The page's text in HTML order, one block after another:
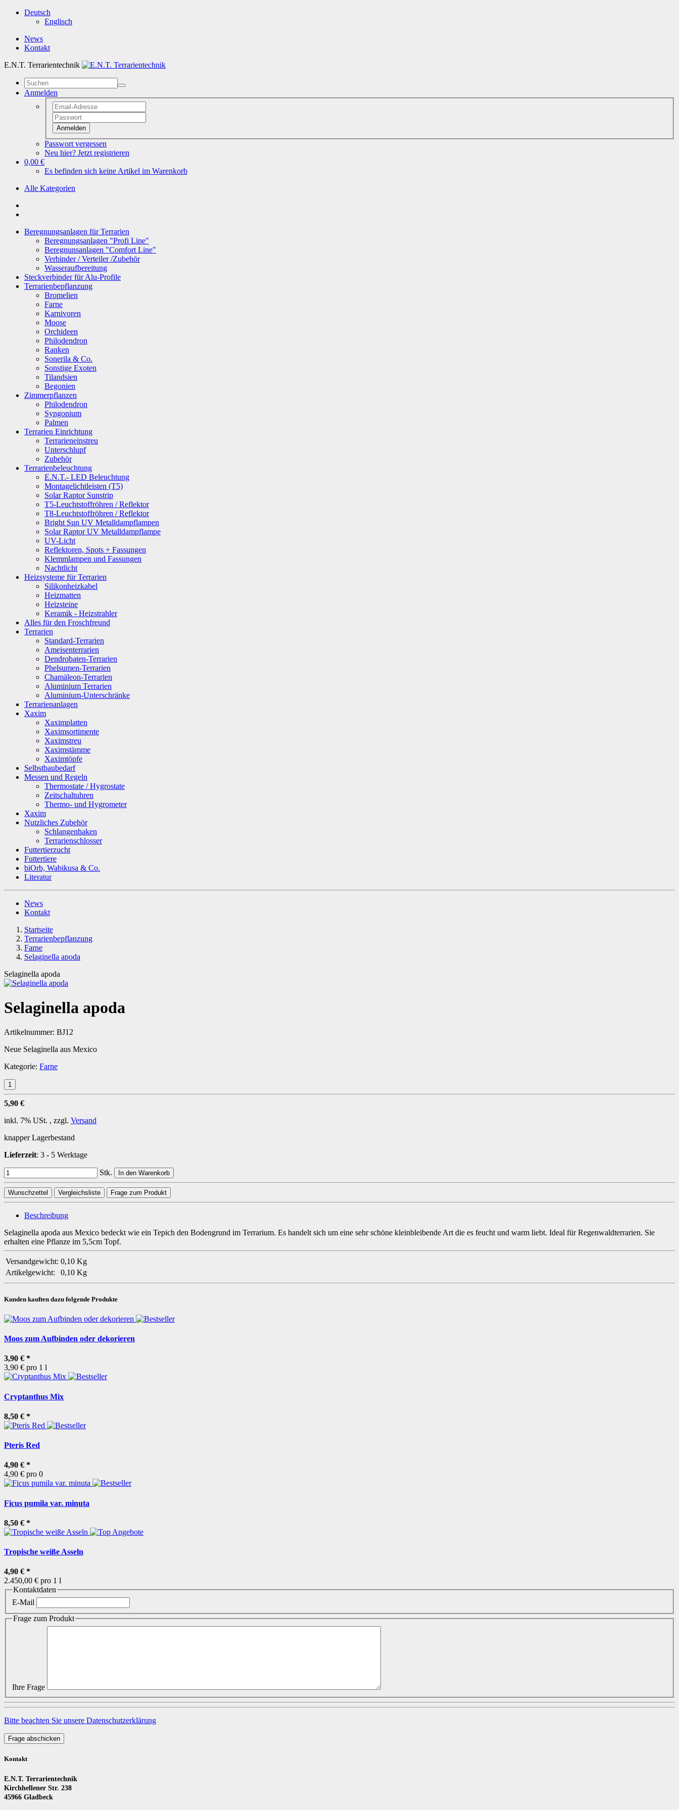
Deutsch
Englisch
News
Kontakt
E.N.T. Terrarientechnik
Anmelden
Anmelden
Passwort vergessen
Neu hier? Jetzt registrieren
0,00 €
Es befinden sich keine Artikel im Warenkorb
Alle Kategorien
Beregnungsanlagen für Terrarien
Beregnungsanlagen "Profi Line"
Beregnunsanlagen "Comfort Line"
Verbinder / Verteiler /Zubehör
Wasseraufbereitung
Steckverbinder für Alu-Profile
Terrarienbepflanzung
Bromelien
Farne
Karnivoren
Moose
Orchideen
Philodendron
Ranken
Sonerila & Co.
Sonstige Exoten
Tilandsien
Begonien
Zimmerpflanzen
Philodendron
Syngonium
Palmen
Terrarien Einrichtung
Terrarieneinstreu
Unterschlupf
Zubehör
Terrarienbeleuchtung
E.N.T.- LED Beleuchtung
Montagelichtleisten (T5)
Solar Raptor Sunstrip
T5-Leuchtstoffröhren / Reflektor
T8-Leuchtstoffröhren / Reflektor
Bright Sun UV Metalldampflampen
Solar Raptor UV Metalldampflampe
UV-Licht
Reflektoren, Spots + Fassungen
Klemmlampen und Fassungen
Nachtlicht
Heizsysteme für Terrarien
Silikonheizkabel
Heizmatten
Heizsteine
Keramik - Heizstrahler
Alles für den Froschfreund
Terrarien
Standard-Terrarien
Ameisenterrarien
Dendrobaten-Terrarien
Phelsumen-Terrarien
Chamäleon-Terrarien
Aluminium Terrarien
Aluminium-Unterschränke
Terrarienanlagen
Xaxim
Xaximplatten
Xaximsortimente
Xaximstreu
Xaximstämme
Xaximtöpfe
Selbstbaubedarf
Messen und Regeln
Thermostate / Hygrostate
Zeitschaltuhren
Thermo- und Hygrometer
Xaxim
Nutzliches Zubehör
Schlangenhaken
Terrarienschlosser
Futtertierzucht
Futtertiere
biOrb, Wabikusa & Co.
Literatur
News
Kontakt
Startseite
Terrarienbepflanzung
Farne
Selaginella apoda
Selaginella apoda
Selaginella apoda
Artikelnummer: BJ12
Neue Selaginella aus Mexico
Kategorie: Farne
5,90 €
inkl. 7% USt. , zzgl. Versand
knapper Lagerbestand
Lieferzeit: 3 - 5 Werktage
Stk. In den Warenkorb
Wunschzettel Vergleichsliste Frage zum Produkt
Beschreibung
Selaginella apoda aus Mexico bedeckt wie ein Tepich den Bodengrund im Terrarium. Es handelt sich um eine sehr schöne kleinbleibende Art die es feucht und warm liebt. Ideal für Regenwaldterrarien. Sie
erhalten eine Pflanze im 5,5cm Topf.
Versandgewicht: 0,10 Kg
Artikelgewicht:
0,10 Kg
Kunden kauften dazu folgende Produkte
Moos zum Aufbinden oder dekorieren
3,90 € *
3,90 € pro 1 l
Cryptanthus Mix
8,50 € *
Pteris Red
4,90 € *
4,90 € pro 0
Ficus pumila var. minuta
8,50 € *
Tropische weiße Asseln
4,90 € *
2.450,00 € pro 1 l
Kontaktdaten
E-Mail
Frage zum Produkt
Ihre Frage
Bitte beachten Sie unsere Datenschutzerklärung
Frage abschicken
Kontakt
E.N.T. Terrarientechnik
Kirchhellener Str. 238
45966 Gladbeck